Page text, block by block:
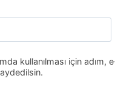
kullanılması için